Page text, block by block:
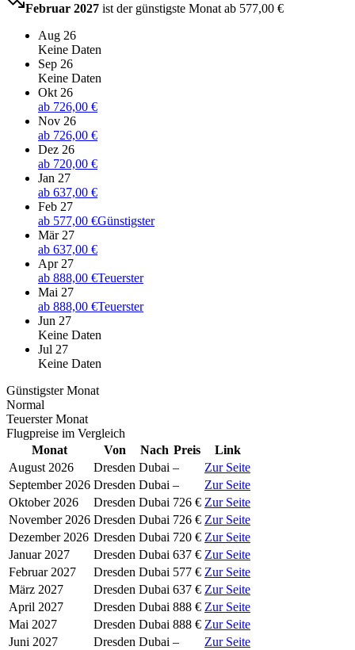
Februar 2027 ist der günstigste Monat ab 577,00 €
Aug 26
Keine Daten
Sep 26
Keine Daten
Okt 26
ab 726,00 €
Nov 26
ab 726,00 €
Dez 26
ab 720,00 €
Jan 27
ab 637,00 €
Feb 27
ab 577,00 €Günstigster
Mär 27
ab 637,00 €
Apr 27
ab 888,00 €Teuerster
Mai 27
ab 888,00 €Teuerster
Jun 27
Keine Daten
Jul 27
Keine Daten
Günstigster Monat
Normal
Teuerster Monat
Flugpreise im Vergleich
Monat
Von Nach Preis
Link
August 2026
Dresden Dubai –
Zur Seite
September 2026 Dresden Dubai –
Zur Seite
Oktober 2026
Dresden Dubai 726 € Zur Seite
November 2026 Dresden Dubai 726 € Zur Seite
Dezember 2026 Dresden Dubai 720 € Zur Seite
Januar 2027
Dresden Dubai 637 € Zur Seite
Februar 2027
Dresden Dubai 577 € Zur Seite
März 2027
Dresden Dubai 637 € Zur Seite
April 2027
Dresden Dubai 888 € Zur Seite
Mai 2027
Dresden Dubai 888 € Zur Seite
Juni 2027
Dresden Dubai –
Zur Seite